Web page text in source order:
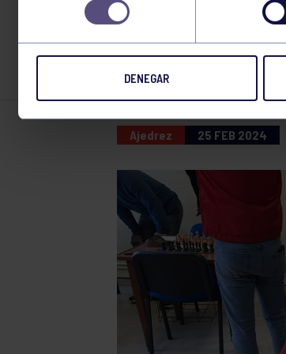
DENEGAR
POR
Ajedrez 25 FEB 2024